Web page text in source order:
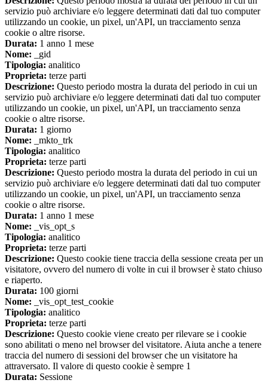
servizio può archiviare e/o leggere determinati dati dal tuo computer
utilizzando un cookie, un pixel, un'API, un tracciamento senza
cookie o altre risorse.
Durata: 1 anno 1 mese
Nome: _gid
Tipologia: analitico
Proprieta: terze parti
Descrizione: Questo periodo mostra la durata del periodo in cui un
servizio può archiviare e/o leggere determinati dati dal tuo computer
utilizzando un cookie, un pixel, un'API, un tracciamento senza
cookie o altre risorse.
Durata: 1 giorno
Nome: _mkto_trk
Tipologia: analitico
Proprieta: terze parti
Descrizione: Questo periodo mostra la durata del periodo in cui un
servizio può archiviare e/o leggere determinati dati dal tuo computer
utilizzando un cookie, un pixel, un'API, un tracciamento senza
cookie o altre risorse.
Durata: 1 anno 1 mese
Nome: _vis_opt_s
Tipologia: analitico
Proprieta: terze parti
Descrizione: Questo cookie tiene traccia della sessione creata per un
visitatore, ovvero del numero di volte in cui il browser è stato chiuso
e riaperto.
Durata: 100 giorni
Nome: _vis_opt_test_cookie
Tipologia: analitico
Proprieta: terze parti
Descrizione: Questo cookie viene creato per rilevare se i cookie
sono abilitati o meno nel browser del visitatore. Aiuta anche a tenere
traccia del numero di sessioni del browser che un visitatore ha
attraversato. Il valore di questo cookie è sempre 1
Durata: Sessione